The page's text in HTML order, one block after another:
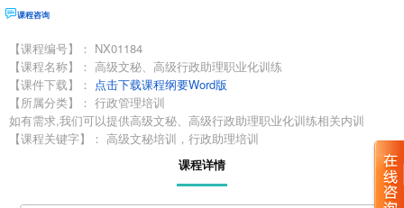
课程咨询
【课程编号】： NX01184
【课程名称】： 高级文秘、高级行政助理职业化训练
【课件下载】： 点击下载课程纲要Word版
【所属分类】： 行政管理培训
如有需求,我们可以提供高级文秘、高级行政助理职业化训练相关内训
【课程关键字】： 高级文秘培训，行政助理培训
课程详情